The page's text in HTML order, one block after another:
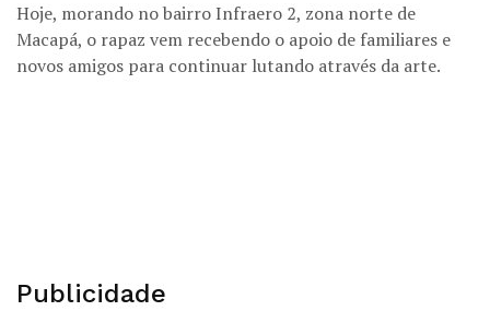
Hoje, morando no bairro Infraero 2, zona norte de
Macapá, o rapaz vem recebendo o apoio de familiares e
novos amigos para continuar lutando através da arte.
Publicidade